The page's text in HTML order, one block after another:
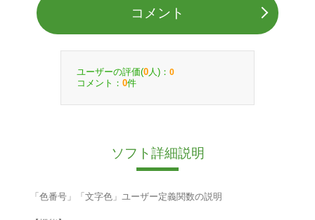
コメント
ユーザーの評価(0 人)： 0
コメント： 0件
ソフト詳細説明
「色番号」「文字色」ユーザー定義関数の説明